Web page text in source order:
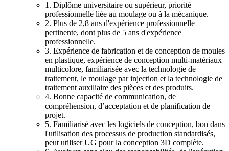
1. Diplôme universitaire ou supérieur, priorité
professionnelle liée au moulage ou à la mécanique.
2. Plus de 2,8 ans d'expérience professionnelle
pertinente, dont plus de 5 ans d'expérience
professionnelle.
3. Expérience de fabrication et de conception de moules
en plastique, expérience de conception multi-matériaux
multicolore, familiarisée avec la technologie de
traitement, le moulage par injection et la technologie de
traitement auxiliaire des pièces et des produits.
4. Bonne capacité de communication, de
compréhension, d’acceptation et de planification de
projet.
5. Familiarisé avec les logiciels de conception, bon dans
l'utilisation des processus de production standardisés,
peut utiliser UG pour la conception 3D complète.